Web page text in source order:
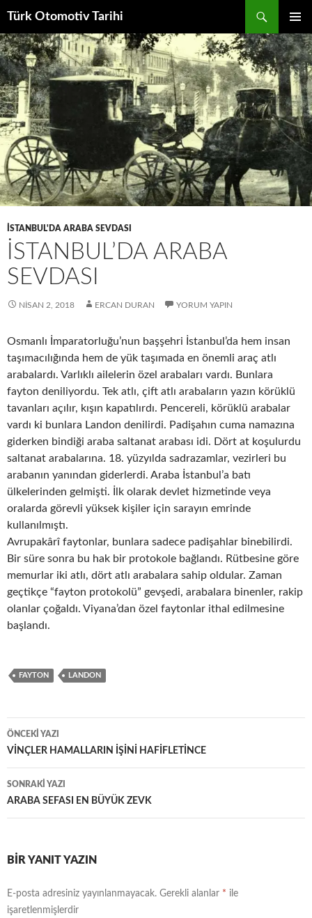
Türk Otomotiv Tarihi
MENÜ
ATLA
İSTANBUL'DA ARABA SEVDASI
İSTANBUL’DA ARABA
SEVDASI
NISAN 2, 2018 ERCAN DURAN YORUM YAPIN
Osmanlı İmparatorluğu’nun başşehri İstanbul’da hem insan
taşımacılığında hem de yük taşımada en önemli araç atlı
arabalardı. Varlıklı ailelerin özel arabaları vardı. Bunlara
fayton deniliyordu. Tek atlı, çift atlı arabaların yazın körüklü
tavanları açılır, kışın kapatılırdı. Pencereli, körüklü arabalar
vardı ki bunlara Landon denilirdi. Padişahın cuma namazına
giderken bindiği araba saltanat arabası idi. Dört at koşulurdu
saltanat arabalarına. 18. yüzyılda sadrazamlar, vezirleri bu
arabanın yanından giderlerdi. Araba İstanbul’a batı
ülkelerinden gelmişti. İlk olarak devlet hizmetinde veya
oralarda görevli yüksek kişiler için sarayın emrinde
kullanılmıştı.
Avrupakârî faytonlar, bunlara sadece padişahlar binebilirdi.
Bir süre sonra bu hak bir protokole bağlandı. Rütbesine göre
memurlar iki atlı, dört atlı arabalara sahip oldular. Zaman
geçtikçe “fayton protokolü” gevşedi, arabalara binenler, rakip
olanlar çoğaldı. Viyana’dan özel faytonlar ithal edilmesine
başlandı.
FAYTON LANDON
Yazı
dolaşımı
ÖNCEKI YAZI
VİNÇLER HAMALLARIN İŞİNİ HAFİFLETİNCE
SONRAKI YAZI
ARABA SEFASI EN BÜYÜK ZEVK
BIR YANIT YAZIN
E-posta adresiniz yayınlanmayacak. Gerekli alanlar * ile
işaretlenmişlerdir